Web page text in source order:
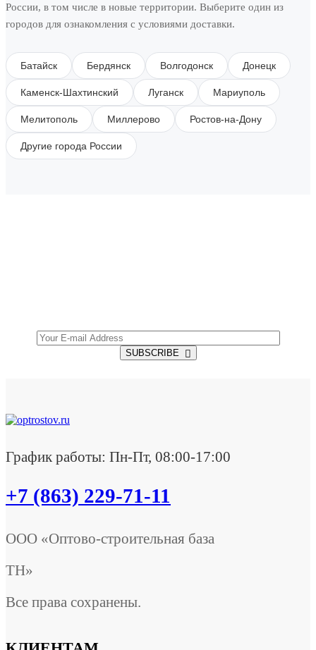
России, в том числе в новые территории. Выберите один из
городов для ознакомления с условиями доставки.
Батайск Бердянск Волгодонск Донецк
Каменск-Шахтинский Луганск Мариуполь
Мелитополь Миллерово Ростов-на-Дону
Другие города России
SUBSCRIBE
График работы: Пн-Пт, 08:00-17:00
+7 (863) 229-71-11
ООО «Оптово-строительная база
ТН»
Все права сохранены.